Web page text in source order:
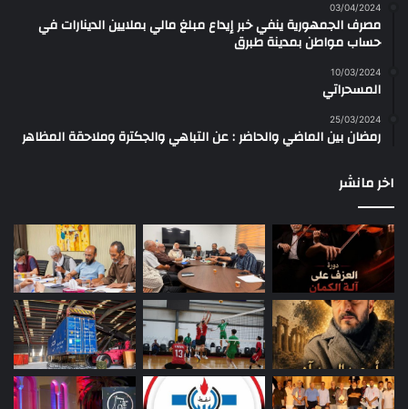
03/04/2024
مصرف الجمهورية ينفي خبر إيداع مبلغ مالي بملايين الدينارات في
حساب مواطن بمدينة طبرق
10/03/2024
المسحراتي
25/03/2024
رمضان بين الماضي والحاضر : عن التباهي والجكترة وملاحقة المظاهر
اخر مانشر